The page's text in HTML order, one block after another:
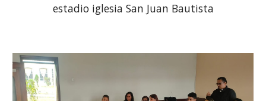
estadio iglesia San Juan Bautista